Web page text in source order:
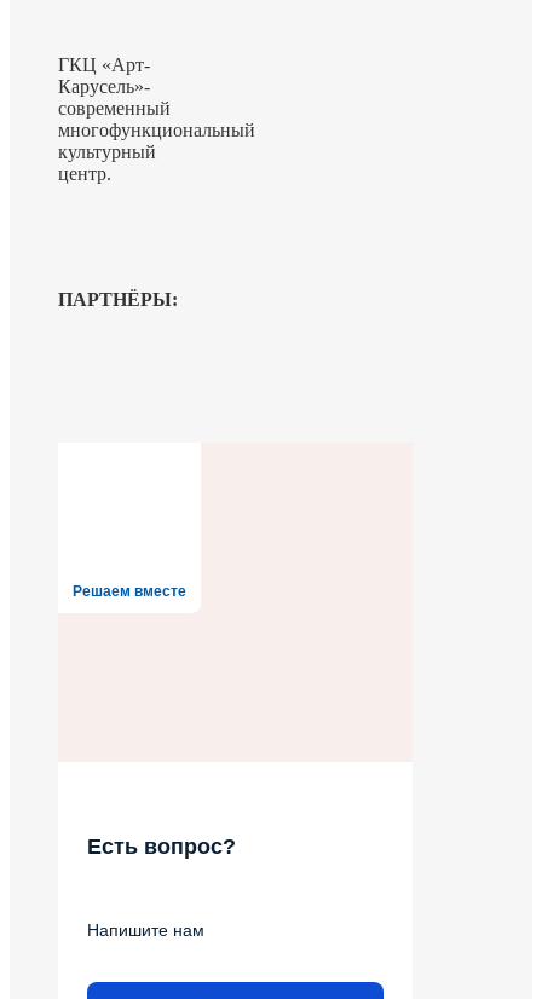
ГКЦ «Арт-
Карусель»-
современный
многофункциональный
культурный
центр.
ПАРТНЁРЫ:
Решаем вместе
Есть вопрос?
Напишите нам